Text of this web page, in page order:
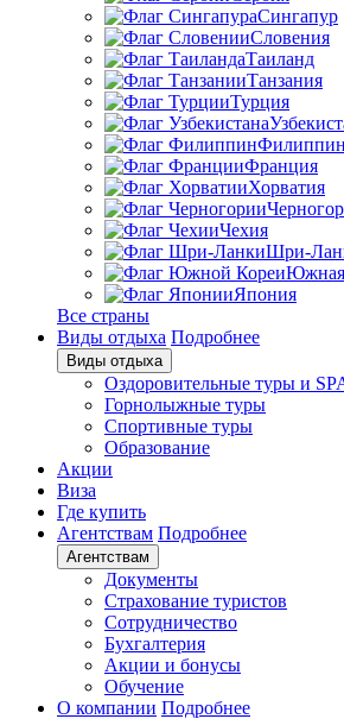
Сингапур
Словения
Таиланд
Танзания
Турция
Франция
Хорватия
Чехия
Шри-
Южная
Япония
Все страны
Виды отдыха Подробнее
Виды отдыха
Оздоровительные туры и
Горнолыжные туры
Спортивные туры
Образование
Акции
Виза
Где купить
Агентствам Подробнее
Агентствам
Документы
Страхование туристов
Сотрудничество
Бухгалтерия
Акции и бонусы
Обучение
О компании Подробнее